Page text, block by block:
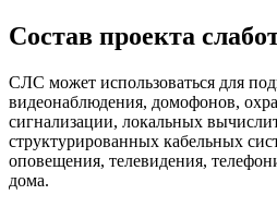
Состав проекта
СЛС может использоваться для
видеонаблюдения, домофонов,
сигнализации, локальных
структурированных кабельных
оповещения, телевидения,
дома.